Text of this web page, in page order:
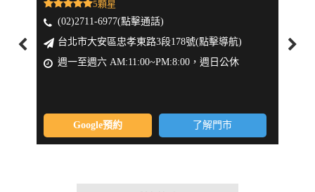
5顆星
(02)2711-6977(點擊通話)
台北市大安區忠孝東路3段178號(點擊導航)
週一至週六 AM:11:00~PM:8:00，週日公休
Google預約 了解門市